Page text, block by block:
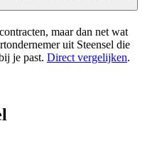
maar dan net wat
uit Steensel die
je past. Direct vergelijken.